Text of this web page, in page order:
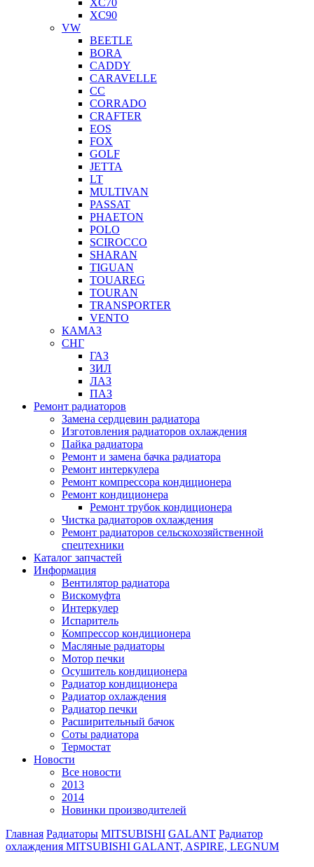
XC70
XC90
VW
BEETLE
BORA
CADDY
CARAVELLE
CC
CORRADO
CRAFTER
EOS
FOX
GOLF
JETTA
LT
MULTIVAN
PASSAT
PHAETON
POLO
SCIROCCO
SHARAN
TIGUAN
TOUAREG
TOURAN
TRANSPORTER
VENTO
КАМАЗ
СНГ
ГАЗ
ЗИЛ
ЛАЗ
ПАЗ
Ремонт радиаторов
Замена сердцевин радиатора
Изготовления радиаторов охлаждения
Пайка радиатора
Ремонт и замена бачка радиатора
Ремонт интеркулера
Ремонт компрессора кондиционера
Ремонт кондиционера
Ремонт трубок кондиционера
Чистка радиаторов охлаждения
Ремонт радиаторов сельскохозяйственной
спецтехники
Каталог запчастей
Информация
Вентилятор радиатора
Вискомуфта
Интеркулер
Испаритель
Компрессор кондиционера
Масляные радиаторы
Мотор печки
Осушитель кондиционера
Радиатор кондиционера
Радиатор охлаждения
Радиатор печки
Расширительный бачок
Соты радиатора
Термостат
Новости
Все новости
2013
2014
Новинки производителей
Главная Радиаторы MITSUBISHI GALANT Радиатор
охлаждения MITSUBISHI GALANT, ASPIRE, LEGNUM